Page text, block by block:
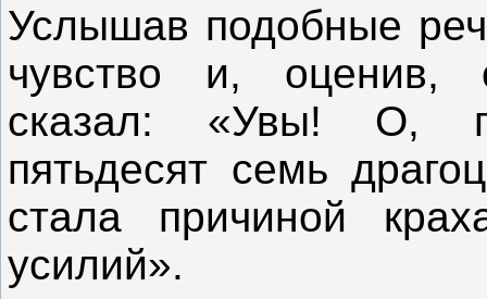
Услышав подобные
чувство и, оценив,
сказал: «Увы! О,
пятьдесят семь
стала причиной
усилий».